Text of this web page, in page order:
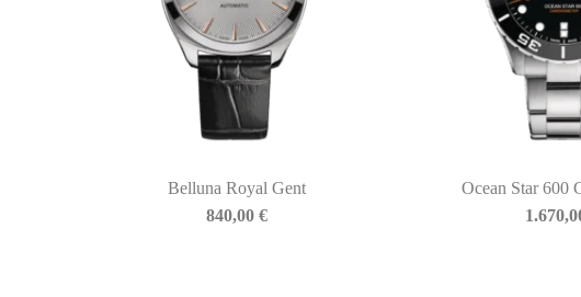
Belluna Royal Gent
840,00€
Ocean Star 600
QUICKLINKS
Newsletter
WhatsApp Support